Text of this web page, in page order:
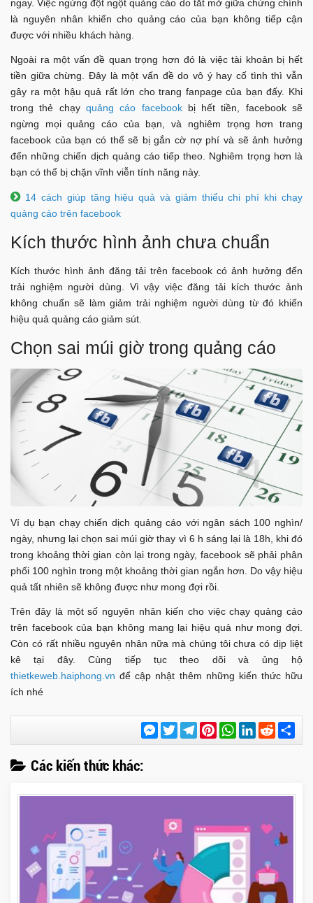
ngay. Việc ngừng đột ngột quảng cáo do tắt mở giữa chừng chính
là nguyên nhân khiến cho quảng cáo của bạn không tiếp cận
được với nhiều khách hàng.
Ngoài ra một vấn đề quan trọng hơn đó là việc tài khoản bị hết
tiền giữa chừng. Đây là một vấn đề do vô ý hay cố tình thì vẫn
gây ra một hậu quả rất lớn cho trang fanpage của bạn đấy. Khi
trong thẻ chạy quảng cáo facebookbị hết tiền, facebook sẽ
ngừng mọi quảng cáo của bạn, và nghiêm trọng hơn trang
facebook của bạn có thể sẽ bị gắn cờ nợ phí và sẽ ảnh hưởng
đến những chiến dịch quảng cáo tiếp theo. Nghiêm trọng hơn là
bạn có thể bị chặn vĩnh viễn tính năng này.
14 cách giúp tăng hiệu quả và giảm thiểu chi phí khi chạy
quảng cáo trên facebook
Kích thước hình ảnh chưa chuẩn
Kích thước hình ảnh đăng tải trên facebook có ảnh hưởng đến
trải nghiệm người dùng. Vì vậy việc đăng tải kích thước ảnh
không chuẩn sẽ làm giảm trải nghiệm người dùng từ đó khiến
hiệu quả quảng cáo giảm sút.
Chọn sai múi giờ trong quảng cáo
Ví dụ bạn chạy chiến dịch quảng cáo với ngân sách 100 nghìn/
ngày, nhưng lại chọn sai múi giờ thay vì 6 h sáng lại là 18h, khi đó
trong khoảng thời gian còn lại trong ngày, facebook sẽ phải phân
phối 100 nghìn trong một khoảng thời gian ngắn hơn. Do vậy hiệu
quả tất nhiên sẽ không được như mong đợi rồi.
Trên đây là một số nguyên nhân kiến cho việc chạy quảng cáo
trên facebook của bạn không mang lại hiệu quả như mong đợi.
Còn có rất nhiều nguyên nhân nữa mà chúng tôi chưa có dịp liệt
kê tại đây. Cùng tiếp tục theo dõi và ủng hộ
thietkeweb.haiphong.vn để cập nhật thêm những kiến thức hữu
ích nhé
Messenger
TwitterTelegramPinterestWhatsApp
LinkedInReddit
Các kiến thức khác: